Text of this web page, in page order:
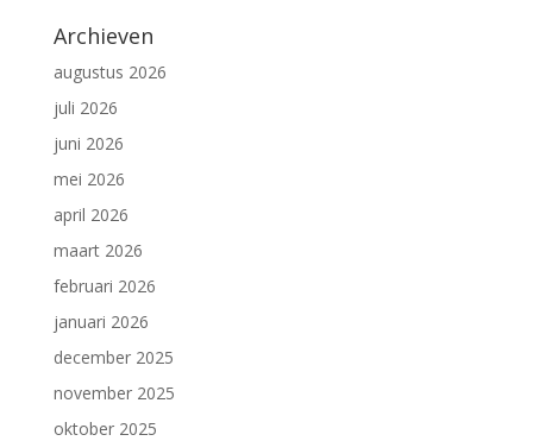
Archieven
augustus 2026
juli 2026
juni 2026
mei 2026
april 2026
maart 2026
februari 2026
januari 2026
december 2025
november 2025
oktober 2025